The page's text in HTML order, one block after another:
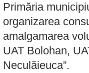
Primăria
organizarea
amalgamarea
UAT Bolohan,
Neculăieuca”.